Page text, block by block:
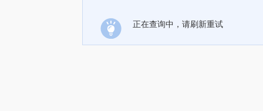
正在查询中，请刷新重试